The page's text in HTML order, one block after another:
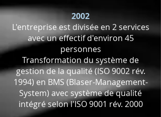
2002
L'entreprise est divisée en 2 services
avec un effectif d'environ 45
personnes
Transformation du système de
gestion de la qualité (ISO 9002 rév.
1994) en BMS (Blaser-Management-
System) avec système de qualité
intégré selon l'ISO 9001 rév. 2000